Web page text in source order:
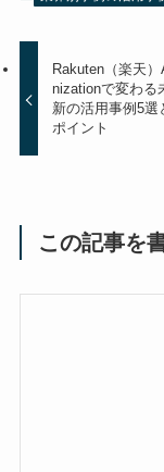
Rakuten（楽天
nizationで変わる
新の活用事例5選
ポイント
この記事を